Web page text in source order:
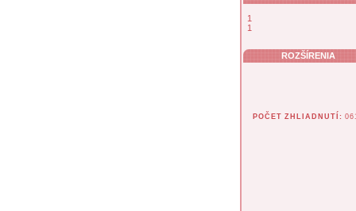
1
1
ROZŠÍRENIA
POČET ZHLIADNUTÍ: